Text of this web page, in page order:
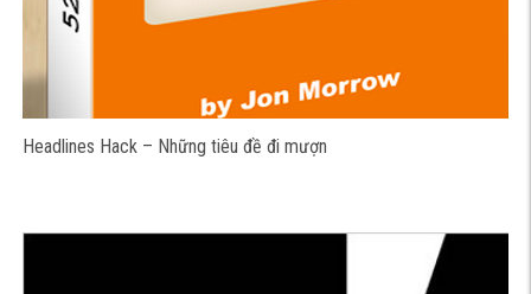
Headlines Hack – Những tiêu đề đi mượn